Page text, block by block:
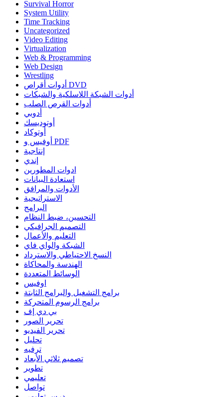
Survival Horror
System Utility
Time Tracking
Uncategorized
Video Editing
Virtualization
Web & Programming
Web Design
Wrestling
أدوات أقراص DVD
أدوات الشبكة اللاسلكية والشبكات
أدوات القرص الصلب
أدوبي
أوتوديسك
أوتوكاد
أوفيس و PDF
إنتاجية
إندي
ادوات المطورين
استعادة البيانات
الأدوات والمرافق
الاستراتيجية
البرامج
التحسين، ضبط النظام
التصميم الجرافيكي
التعليم والأعمال
الشبكة والواي فاي
النسخ الاحتياطي والاسترداد
الهندسة والمحاكاة
الوسائط المتعددة
اوفيس
برامج التشغيل والبرامج الثابتة
برامج الرسوم المتحركة
بي دي إف
تحرير الصور
تحرير الفيديو
تحليل
ترفيه
تصميم ثلاثي الأبعاد
تطوير
تعليمي
تواصل